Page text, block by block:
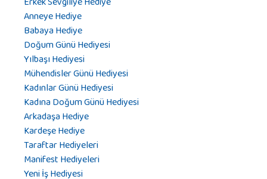
Anneye Hediye
Babaya Hediye
Doğum Günü Hediyesi
Yılbaşı Hediyesi
Mühendisler Günü Hediyesi
Kadınlar Günü Hediyesi
Kadına Doğum Günü Hediyesi
Arkadaşa Hediye
Kardeşe Hediye
Taraftar Hediyeleri
Manifest Hediyeleri
Yeni İş Hediyesi